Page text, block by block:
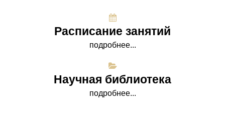
Расписание занятий
подробнее...
Научная библиотека
подробнее...